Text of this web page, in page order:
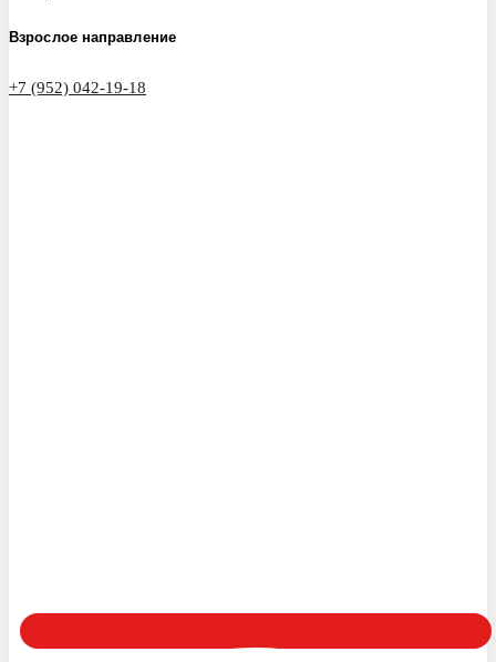
Взрослое направление
+7 (952) 042-19-18